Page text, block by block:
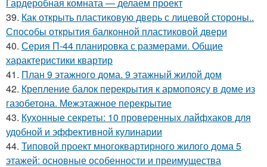
39. Как открыть пластиковую дверь с лицевой стороны..
Способы открытия балконной пластиковой двери
40. Серия П-44 планировка с размерами. Общие
характеристики квартир
41. План 9 этажного дома. 9 этажный жилой дом
42. Крепление балок перекрытия к армопоясу в доме из
газобетона. Межэтажное перекрытие
43. Кухонные секреты: 10 проверенных лайфхаков для
удобной и эффективной кулинарии
44. Типовой проект многоквартирного жилого дома 5
этажей: основные особенности и преимущества